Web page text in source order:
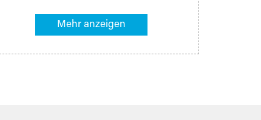
besonders bequem machen. Dazu
Lieferung von Packmaterial sowie